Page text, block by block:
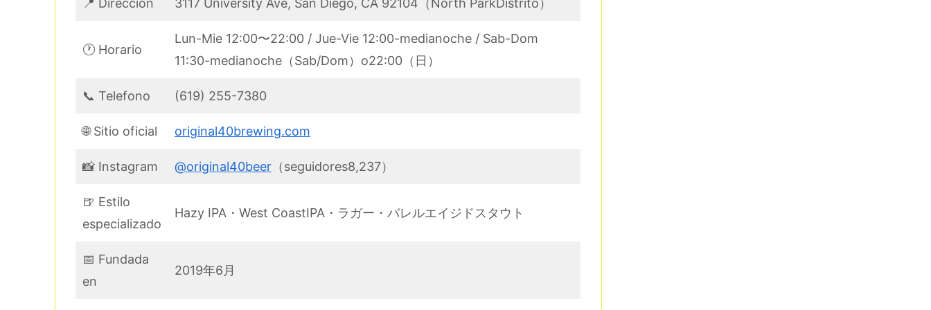
📍 Direccion 3117 University Ave, San Diego, CA 92104（North ParkDistrito）
🕐 Horario
Lun-Mie 12:00〜22:00 / Jue-Vie 12:00-medianoche / Sab-Dom
11:30-medianoche（Sab/Dom）o22:00（日）
📞 Telefono (619) 255-7380
🌐 Sitio oficial original40brewing.com
📸 Instagram @original40beer （seguidores8,237）
🍺 Estilo
especializado
Hazy IPA・West CoastIPA・ラガー・バレルエイジドスタウト
📅 Fundada
en
2019年6月